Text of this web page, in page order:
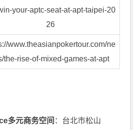
your-aptc-seat-at-apt-taipei-20
26
www.theasianpokertour.com/ne
the-rise-of-mixed-games-at-apt
多元商务空间 ：台北市松山